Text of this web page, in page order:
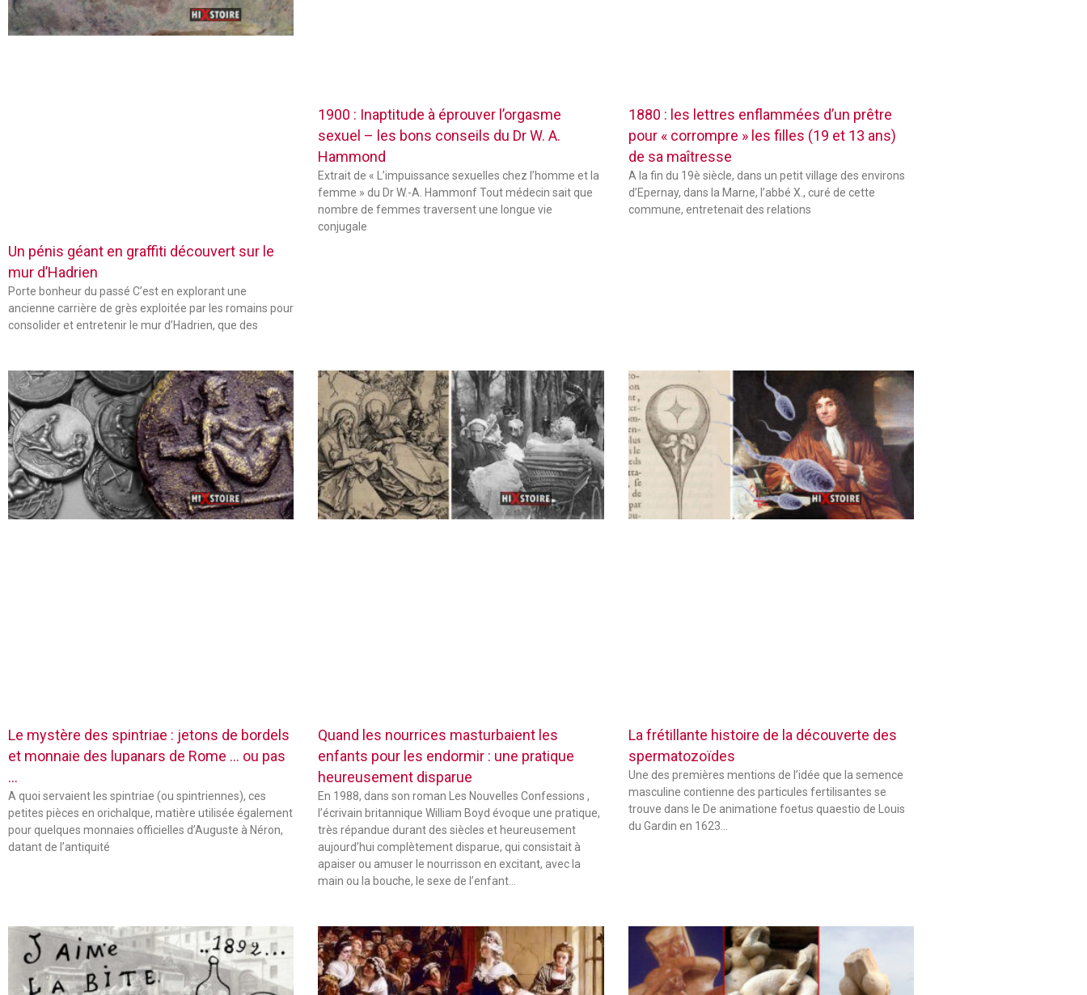
Un pénis géant en graffiti découvert sur le
mur d’Hadrien
Porte bonheur du passé C’est en explorant une
ancienne carrière de grès exploitée par les romains pour
consolider et entretenir le mur d’Hadrien, que des
1900 : Inaptitude à éprouver l’orgasme
sexuel – les bons conseils du Dr W. A.
Hammond
Extrait de « L’impuissance sexuelles chez l’homme et la
femme » du Dr W.-A. Hammonf Tout médecin sait que
nombre de femmes traversent une longue vie
conjugale
1880 : les lettres enflammées d’un prêtre
pour « corrompre » les filles (19 et 13 ans)
de sa maîtresse
A la fin du 19è siècle, dans un petit village des environs
d’Epernay, dans la Marne, l’abbé X., curé de cette
commune, entretenait des relations
Le mystère des spintriae : jetons de bordels
et monnaie des lupanars de Rome … ou pas
…
A quoi servaient les spintriae (ou spintriennes), ces
petites pièces en orichalque, matière utilisée également
pour quelques monnaies officielles d’Auguste à Néron,
datant de l’antiquité
Quand les nourrices masturbaient les
enfants pour les endormir : une pratique
heureusement disparue
En 1988, dans son roman Les Nouvelles Confessions ,
l’écrivain britannique William Boyd évoque une pratique,
très répandue durant des siècles et heureusement
aujourd’hui complètement disparue, qui consistait à
apaiser ou amuser le nourrisson en excitant, avec la
main ou la bouche, le sexe de l’enfant…
La frétillante histoire de la découverte des
spermatozoïdes
Une des premières mentions de l’idée que la semence
masculine contienne des particules fertilisantes se
trouve dans le De animatione foetus quaestio de Louis
du Gardin en 1623…